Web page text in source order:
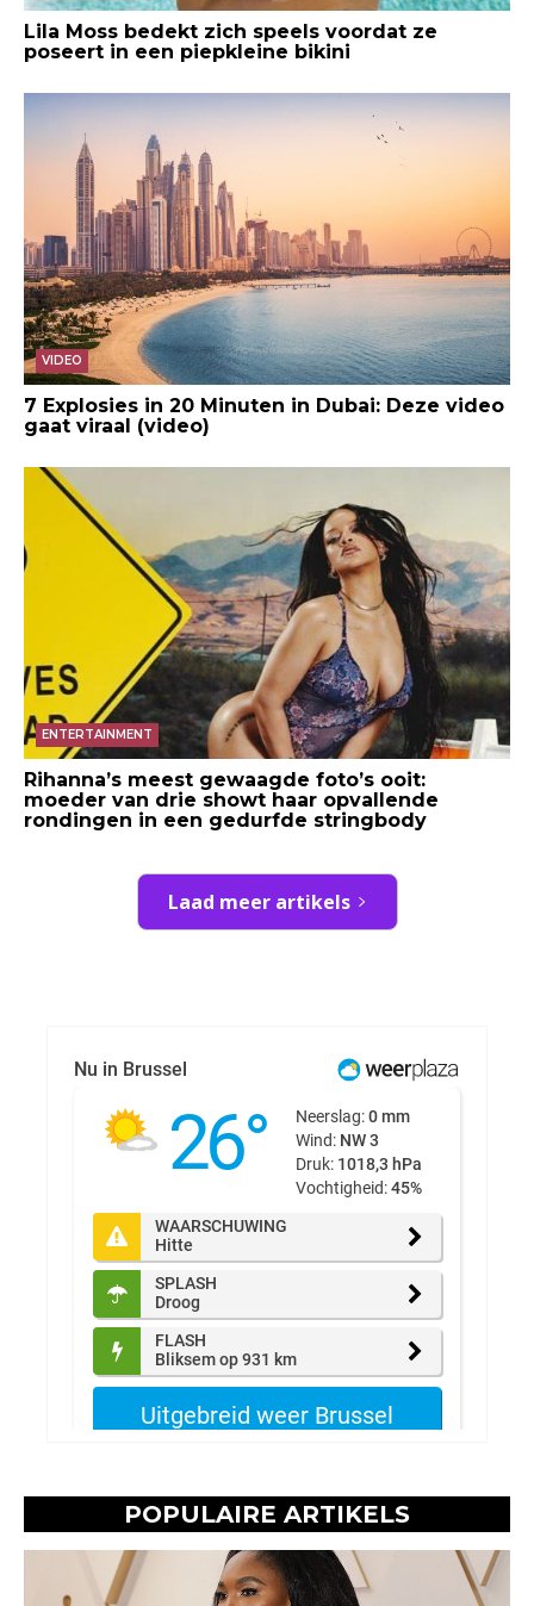
Lila Moss bedekt zich speels voordat ze
poseert in een piepkleine bikini
VIDEO
7 Explosies in 20 Minuten in Dubai: Deze video
gaat viraal (video)
ENTERTAINMENT
Rihanna’s meest gewaagde foto’s ooit:
moeder van drie showt haar opvallende
rondingen in een gedurfde stringbody
Laad meer artikels
POPULAIRE ARTIKELS